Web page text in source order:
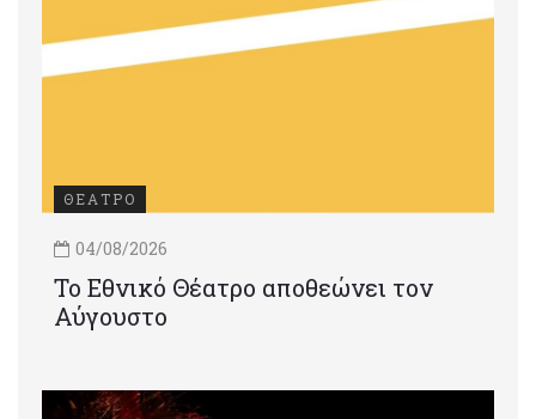
ΘΕΑΤΡΟ
04/08/2026
Το Εθνικό Θέατρο αποθεώνει τον
Αύγουστο